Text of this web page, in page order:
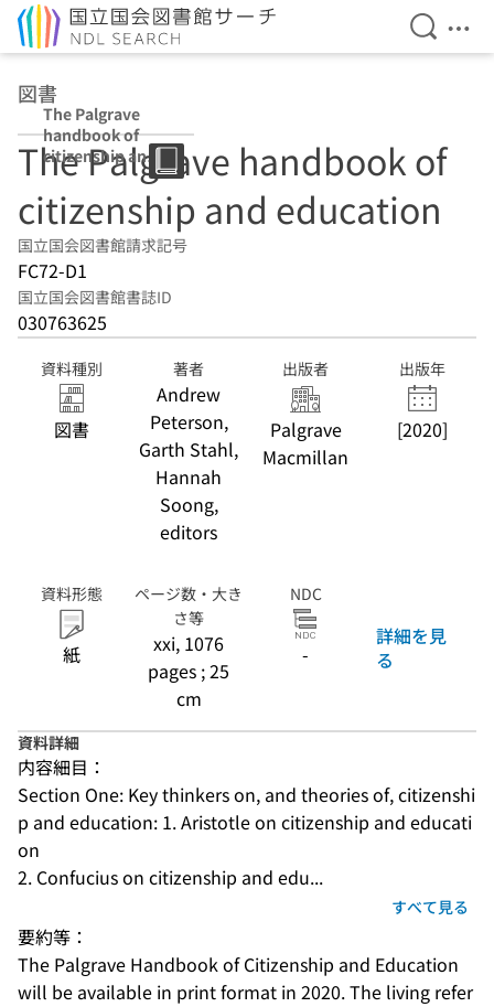
検索を
メ
図書
The Palgrave
handbook of
citizenship and
education
The Palgrave handbook of
citizenship and education
国立国会図書館請求記号
FC72-D1
国立国会図書館書誌ID
030763625
資料種別
図書
著者
Andrew
Peterson,
Garth Stahl,
Hannah
Soong,
editors
出版者
Palgrave
Macmillan
出版年
[2020]
資料形態
紙
ページ数・大き
さ等
xxi, 1076
pages ; 25
cm
NDC
-
詳細を見
る
資料詳細
内容細目：
Section One: Key thinkers on, and theories of, citizenshi
p and education: 1. Aristotle on citizenship and educati
on
2. Confucius on citizenship and edu...
すべて見る
要約等：
The Palgrave Handbook of Citizenship and Education
will be available in print format in 2020. The living refer